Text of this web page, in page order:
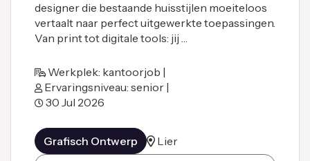
designer die bestaande huisstijlen moeiteloos
vertaalt naar perfect uitgewerkte toepassingen.
Van print tot digitale tools: jij …
Werkplek: kantoorjob |
Ervaringsniveau: senior |
30 Jul 2026
Grafisch Ontwerp Lier